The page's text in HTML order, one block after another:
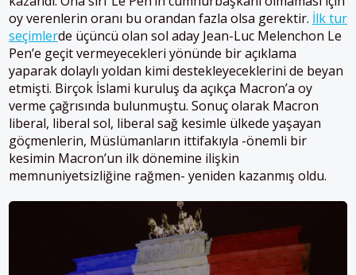
oy verenlerin oranı bu orandan fazla olsa gerektir. İlk tur
seçimlerde üçüncü olan sol aday Jean-Luc Melenchon Le
Pen’e geçit vermeyecekleri yönünde bir açıklama
yaparak dolaylı yoldan kimi destekleyeceklerini de beyan
etmişti. Birçok İslami kuruluş da açıkça Macron’a oy
verme çağrısında bulunmuştu. Sonuç olarak Macron
liberal, liberal sol, liberal sağ kesimle ülkede yaşayan
göçmenlerin, Müslümanların ittifakıyla -önemli bir
kesimin Macron’un ilk dönemine ilişkin
memnuniyetsizliğine rağmen- yeniden kazanmış oldu.